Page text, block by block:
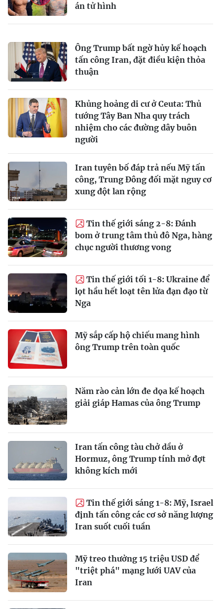
án tử hình
Ông Trump bất ngờ hủy kế hoạch
tấn công Iran, đặt điều kiện thỏa
thuận
Khủng hoảng di cư ở Ceuta: Thủ
tướng Tây Ban Nha quy trách
nhiệm cho các đường dây buôn
người
Iran tuyên bố đáp trả nếu Mỹ tấn
công, Trung Đông đối mặt nguy cơ
xung đột lan rộng
Tin thế giới sáng 2-8: Đánh
bom ở trung tâm thủ đô Nga, hàng
chục người thương vong
Tin thế giới tối 1-8: Ukraine để
lọt hầu hết loạt tên lửa đạn đạo từ
Nga
Mỹ sắp cấp hộ chiếu mang hình
ông Trump trên toàn quốc
Năm rào cản lớn đe dọa kế hoạch
giải giáp Hamas của ông Trump
Iran tấn công tàu chở dầu ở
Hormuz, ông Trump tính mở đợt
không kích mới
Tin thế giới sáng 1-8: Mỹ, Israel
định tấn công các cơ sở năng lượng
Iran suốt cuối tuần
Mỹ treo thưởng 15 triệu USD để
"triệt phá" mạng lưới UAV của
Iran